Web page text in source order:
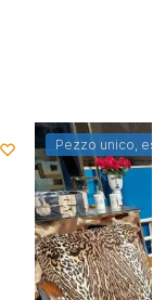
Pezzo unico,